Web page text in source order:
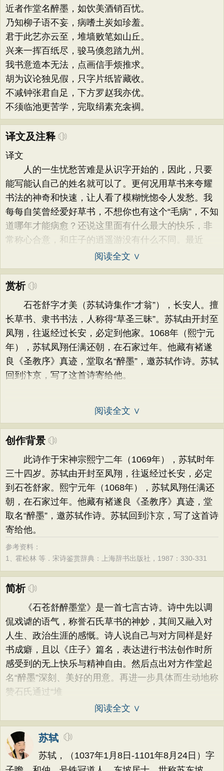
近者作堂名醉墨，如饮美酒销百忧。
乃知柳子语不妄，病嗜土炭如珍羞。
君于此艺亦云至，堆墙败笔如山丘。
兴来一挥百纸尽，骏马倏忽踏九州。
我书意造本无法，点画信手烦推求。
胡为议论独见假，只字片纸皆藏收。
不减钟张君自足，下方罗赵我亦优。
不须临池更苦学，完取绢素充衾裯。
译文及注释
译文
人的一生忧愁苦难是从识字开始的，因此，只要
能写能认自己的姓名就可以了。更何况用草书来夸耀
书法的神奇和快速，让人看了模糊恍惚令人发愁。我
每每自笑曾经爱好草书，不想你也有这个“毛病”，不知
道哪年才能病愈？还说这里面有什么最大的快乐，非
常称心合意，和庄子的逍遥游没有什么不同。最近
阅读全文 ∨
赏析
石苍舒字才美（苏轼诗集作“才翁”），长安人。擅
长草书、隶书书法，人称得“草圣三昧”。苏轼由开封至
凤翔，往返经过长安，必定到他家。1068年（熙宁元
年），苏轼凤翔任满还朝，在石家过年。他藏有褚遂
良《圣教序》真迹，堂取名“醉墨”，邀苏轼作诗。苏轼
回到汴京，写了这首诗寄给他。
阅读全文 ∨
创作背景
此诗作于宋神宗熙宁二年（1069年），苏轼时年
三十四岁。苏轼由开封至凤翔，往返经过长安，必定
到石苍舒家。熙宁元年（1068年），苏轼凤翔任满还
朝，在石家过年。他藏有褚遂良《圣教序》真迹，堂
取名“醉墨”，邀苏轼作诗。苏轼回到汴京，写了这首诗
寄给他。
参考资料：
1、霍松林 等．宋诗鉴赏辞典：上海辞书出版社，1987：330-331
简析
《石苍舒醉墨堂》是一首七言古诗。诗中先以调
侃戏谑的语气，称誉石氏草书的神妙，其间又融入对
人生、政治生涯的感慨。诗人说自己与对方同样是好
书成癖，且以《庄子》篇名，表达进行书法创作时所
感受到的无上快乐与精神自由。然后点出对方作堂起
名“醉墨”深刻、美好的用意。再进一步具体而生动地称
赞石氏通过“堆
阅读全文 ∨
苏轼
苏轼，（1037年1月8日-1101年8月24日）字